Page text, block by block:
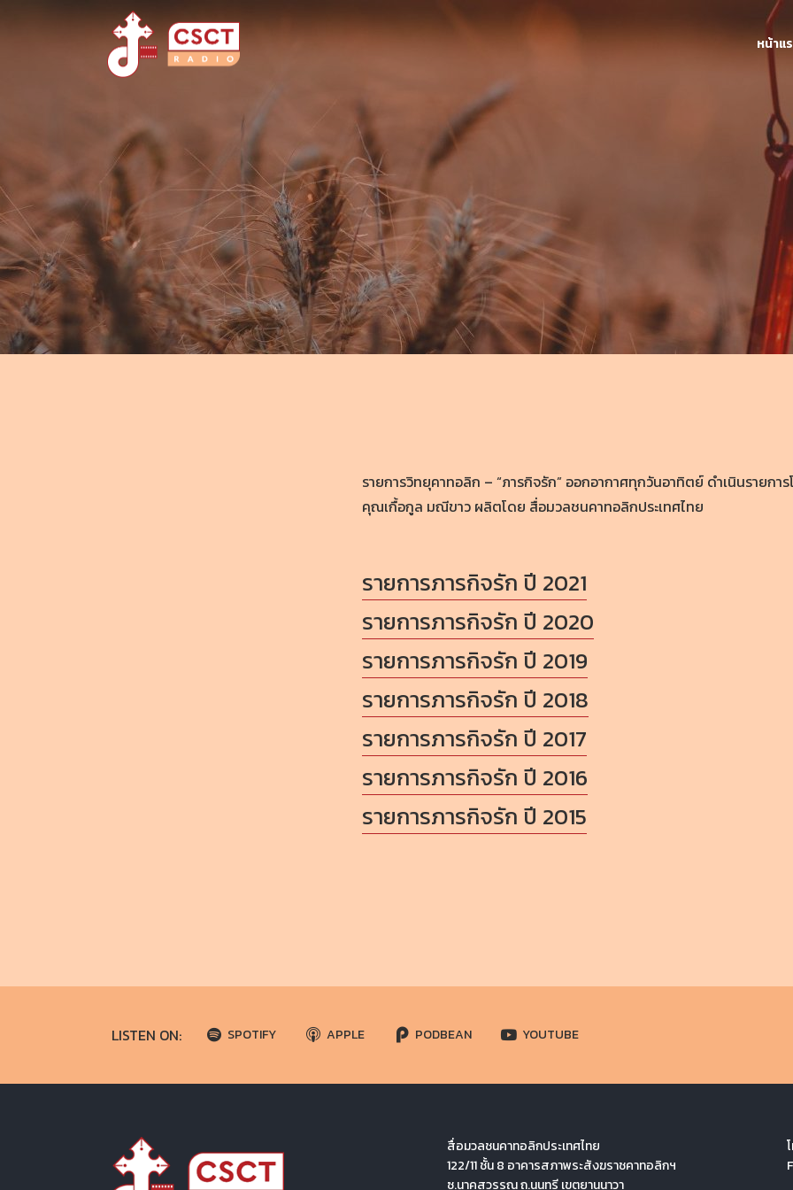
หน้าแ
รายการวิทยุคาทอลิก – “ภารกิจรัก” ออกอากาศทุกวันอาทิตย์ ดำเนินรายกา
คุณเกื้อกูล มณีขาว ผลิตโดย สื่อมวลชนคาทอลิกประเทศไทย
รายการภารกิจรัก ปี 2021
รายการภารกิจรัก ปี 2020
รายการภารกิจรัก ปี 2019
รายการภารกิจรัก ปี 2018
รายการภารกิจรัก ปี 2017
รายการภารกิจรัก ปี 2016
รายการภารกิจรัก ปี 2015
LISTEN ON: SPOTIFY APPLE PODBEAN YOUTUBE
สื่อมวลชนคาทอลิกประเทศไทย
122/11 ชั้น 8 อาคารสภาพระสังฆราชคาทอลิกฯ
ซ.นาคสุวรรณ ถ.นนทรี เขตยานนาวา